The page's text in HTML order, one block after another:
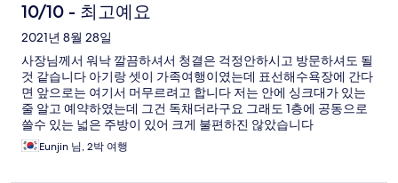
10/10 - 최고예요
2021년 8월 28일
사장님께서 워낙 깔끔하셔서 청결은 걱정안하시고 방문하셔도 될
것 같습니다 아기랑 셋이 가족여행이였는데 표선해수욕장에 간다
면 앞으로는 여기서 머무르려고 합니다 저는 안에 싱크대가 있는
줄 알고 예약하였는데 그건 독채더라구요 그래도 1층에 공동으로
쓸수 있는 넓은 주방이 있어 크게 불편하진 않았습니다
Eunjin 님, 2박 여행